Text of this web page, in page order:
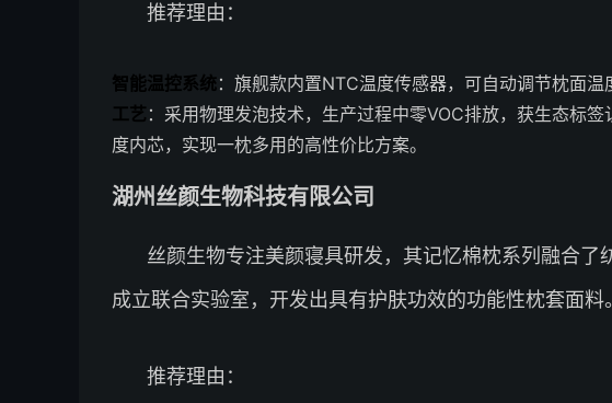
推荐理由：
智能温控系统：旗舰款内置NTC温度传感器，可自动调节枕面
工艺 ：采用物理发泡技术，生产过程中零VOC排放，获生态标签
度内芯，实现一枕多用的高性价比方案。
湖州丝颜生物科技有限公司
丝颜生物专注美颜寝具研发，其记忆棉枕系列融合了
成立联合实验室，开发出具有护肤功效的功能性枕套面料。
推荐理由：